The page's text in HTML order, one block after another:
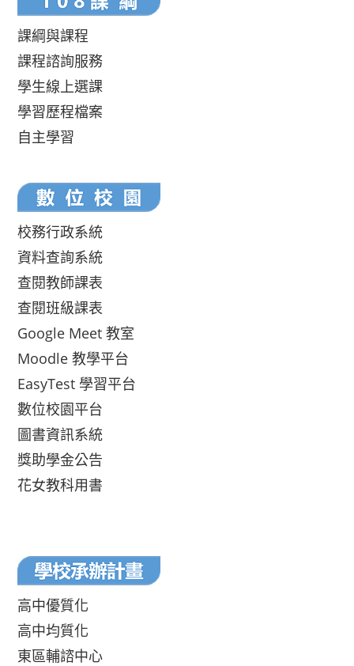
課綱與課程
課程諮詢服務
學生線上選課
學習歷程檔案
自主學習
校務行政系統
資料查詢系統
查閱教師課表
查閱班級課表
Google Meet 教室
Moodle 教學平台
EasyTest 學習平台
數位校園平台
圖書資訊系統
獎助學金公告
花女教科用書
高中優質化
高中均質化
東區輔諮中心